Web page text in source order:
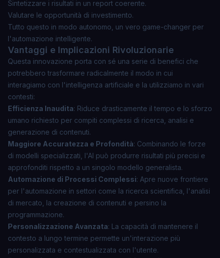
Sintetizzare i risultati in un report coerente.
Valutare le opportunità di investimento.
Tutto questo in modo autonomo, un vero game-changer per
l'automazione intelligente.
Vantaggi e Implicazioni Rivoluzionarie
Questa innovazione porta con sé una serie di benefici che
potrebbero trasformare radicalmente il modo in cui
interagiamo con l'intelligenza artificiale e la utilizziamo in vari
contesti:
Efficienza Inaudita: Riduce drasticamente il tempo e lo sforzo
umano richiesto per compiti complessi di ricerca, analisi e
generazione di contenuti.
Maggiore Accuratezza e Profondità: Combinando le forze
di modelli specializzati, l'AI può produrre risultati più precisi e
approfonditi rispetto a un singolo modello generalista.
Automazione di Processi Complessi: Apre nuove frontiere
per l'automazione in settori come la ricerca scientifica, l'analisi
di mercato, la creazione di contenuti e persino la
programmazione.
Personalizzazione Avanzata: La capacità di mantenere il
contesto a lungo termine permette un'interazione più
personalizzata e contestualizzata con l'utente.